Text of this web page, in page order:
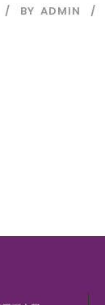
BY ADMIN